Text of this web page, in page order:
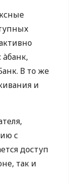
В то же
и
с
доступ
так и